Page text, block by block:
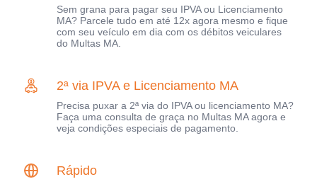
Sem grana para pagar seu IPVA ou Licenciamento
MA? Parcele tudo em até 12x agora mesmo e fique
com seu veículo em dia com os débitos veiculares
do Multas MA.
2ª via IPVA e Licenciamento MA
Precisa puxar a 2ª via do IPVA ou licenciamento MA?
Faça uma consulta de graça no Multas MA agora e
veja condições especiais de pagamento.
Rápido